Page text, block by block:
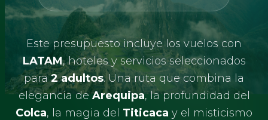
Este presupuesto incluye los vuelos con
LATAM, hoteles y servicios seleccionados
para2 adultos. Una ruta que combina la
elegancia deArequipa, la profundidad del
Colca, la magia del Titicaca y el misticismo